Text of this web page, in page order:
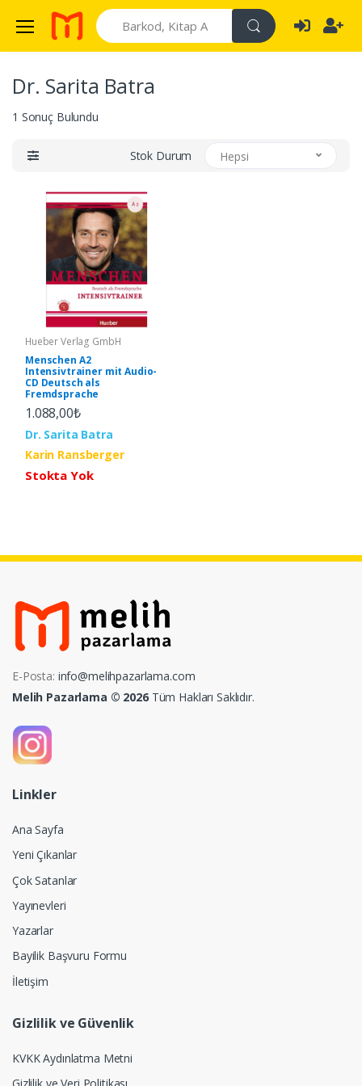
Search
Dr. Sarita Batra
1 Sonuç Bulundu
Stok Durum Hepsi
Hueber Verlag GmbH
Menschen A2
Intensivtrainer mit Audio-
CD Deutsch als
Fremdsprache
1.088,00₺
Dr. Sarita Batra
Karin Ransberger
Stokta Yok
E-Posta: info@melihpazarlama.com
Melih Pazarlama © 2026Tüm Hakları Saklıdır.
Linkler
Ana Sayfa
Yeni Çıkanlar
Çok Satanlar
Yayınevleri
Yazarlar
Bayilik Başvuru Formu
İletişim
Gizlilik ve Güvenlik
KVKK Aydınlatma Metni